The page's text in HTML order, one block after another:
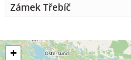
Zámek Třebíč
+